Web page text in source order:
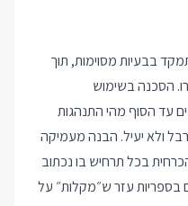
בבעיות מסוימות, תוך
הסכנה בשימוש
עד הסוף מהי התנהגות
ולא יעיל. הבנה מעמיקה
בכל תרחיש בו נכתוב
עזר ש״מקלות״ על